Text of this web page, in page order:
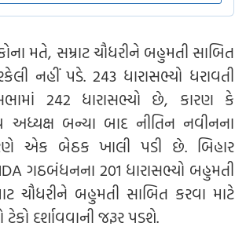
મતે, સમ્રાટ ચૌધરીને બહુમતી સાબિત
નહીં પડે. 243 ધારાસભ્યો ધરાવતી
242 ધારાસભ્યો છે, કારણ કે
અધ્યક્ષ બન્યા બાદ નીતિન નવીનના
એક બેઠક ખાલી પડી છે. બિહાર
ગઠબંધનના 201 ધારાસભ્યો બહુમતી
ચૌધરીને બહુમતી સાબિત કરવા માટે
ટેકો દર્શાવવાની જરૂર પડશે.